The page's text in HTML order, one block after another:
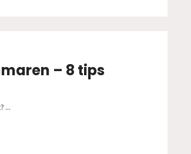
– 8 tips
...